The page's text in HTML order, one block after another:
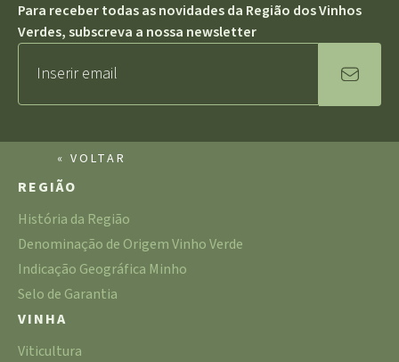
Para receber todas as novidades da Região dos Vinhos
Verdes, subscreva a nossa newsletter
« VOLTAR
REGIÃO
História da Região
Denominação de Origem Vinho Verde
Indicação Geográfica Minho
Selo de Garantia
VINHA
Viticultura